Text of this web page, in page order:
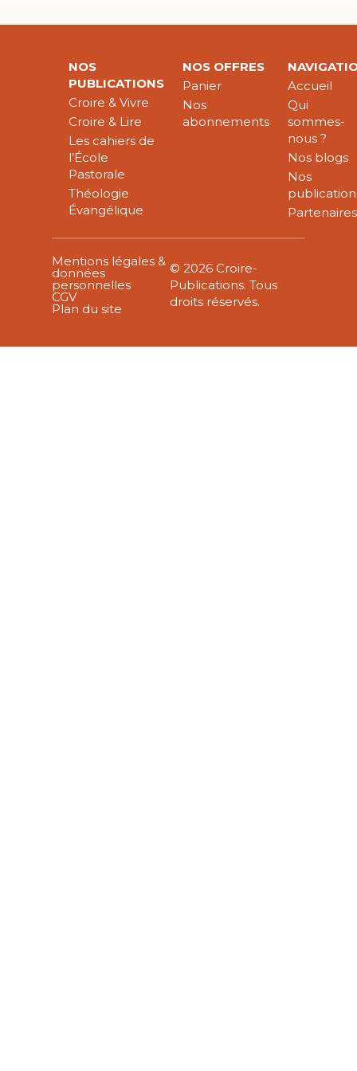
NOS
PUBLICATIONS
Croire & Vivre
Croire & Lire
Les cahiers de
l’École
Pastorale
Théologie
Évangélique
NOS OFFRES
Panier
Nos
abonnements
Accueil
Qui
sommes-
nous ?
Nos blogs
Nos
Partenaires
Mentions légales &
données
personnelles
CGV
Plan du site
© 2026 Croire-
Publications. Tous
droits réservés.